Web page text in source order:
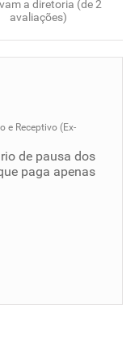
a diretoria (de 2
avaliações)
e Receptivo (Ex-
de pausa dos
paga apenas